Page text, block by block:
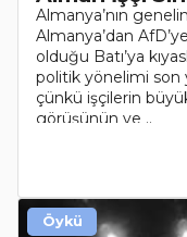
Almanya’nın
Almanya’dan
olduğu Batı’ya
politik yönelimi son
çünkü işçilerin
görüşünün ve ..
Öykü